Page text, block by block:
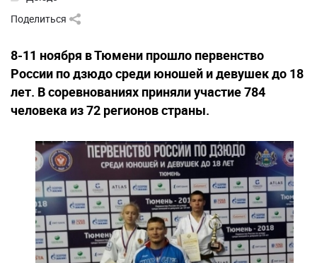
Поделиться
8-11 ноября в Тюмени прошло первенство
России по дзюдо среди юношей и девушек до 18
лет. В соревнованиях приняли участие 784
человека из 72 регионов страны.